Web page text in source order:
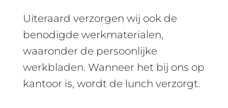
Uiteraard verzorgen wij ook de
benodigde werkmaterialen,
waaronder de persoonlijke
werkbladen. Wanneer het bij ons op
kantoor is, wordt de lunch verzorgt.